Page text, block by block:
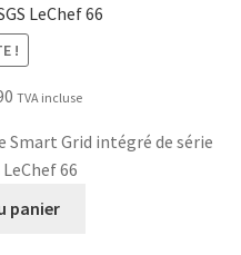
LeChef 66
!
Le
actuel
est :
€84,90.
TVA incluse
Grid intégré de série
66
panier